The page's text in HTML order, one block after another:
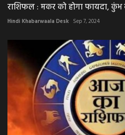
राशिफल : मकर को होगा फायदा,
Hindi Khabarwaala Desk Sep 7, 2024